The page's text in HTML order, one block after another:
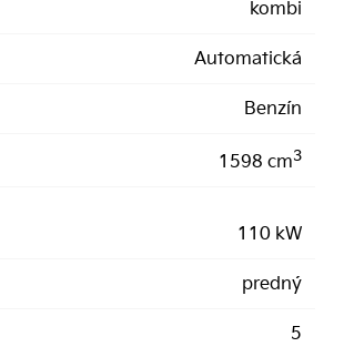
kombi
Automatická
Benzín
1598 cm3
110 kW
predný
5